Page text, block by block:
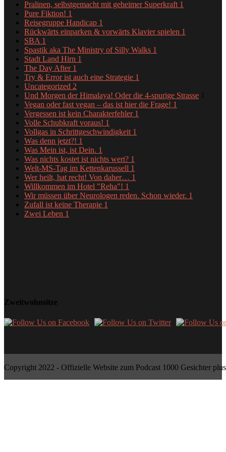
Pralinen, selbstgemacht mit geheimer Superkraft 1
Pure Fiktion! 1
Reisegruppe Handicap 1
Rückwärts einparken & vorwärts Klavier spielen 1
SBA 1
Spastik aka The Ministry of Silly Walks 1
Stadt Land Hirn 1
The Day After 1
Try & Error ist auch eine Strategie 1
Uncategorized 2
Und Morgen der Himalaya! Oder die 4-spurige Strasse 1
Vegan oder fast vegan – das ist hier die Frage! 1
Vergessen ist kein Charakterfehler 1
Volle Schubkraft voraus! 1
Vollgas in Schrittgeschwindigkeit 1
Was denn jetzt?! 1
Was Mein ist, ist Dein. 1
Was nichts kostet ist nichts wert? 1
Welt-MS-Tag im Kettenkarussell 1
Wer heilt, hat recht! Von daher… 1
Willkommen im Hotel "Reha"! 1
Wir müssen über Neurologen reden. Schon wieder. 1
Zufall ist keine Therapie 1
Zwei Leben 1
Zweitwohnsitze
Copyright 2022 - Offizielle Website zum Podcast 1000 Gesichter